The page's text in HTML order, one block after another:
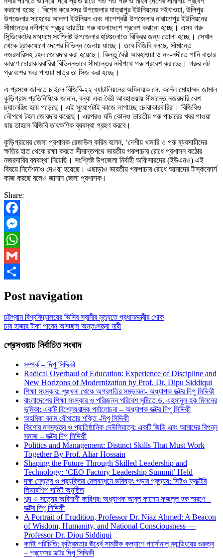
করানো হচ্ছে। বিশেষ করে সদর উপজেলার যাত্রাপুর ইউনিয়নের দইখাওয়া, উলিপুর
উপজেলার সাহেবের আলগা ইউনিয়ন এবং নাগেশ্বরী উপজেলার নারায়ণপুর ইউনিয়নের
সীমান্তের নদীপথে প্রচুর ভারতীয় গরু বাংলাদেশে প্রবেশ করানো হচ্ছে। এসব গরু
সিন্ডিকেটের মাধ্যমে সংশ্লিষ্ট উপজেলার হাটগুলোতে বিক্রির জন্য তোলা হচ্ছে। সেখান
থেকে ট্রাকযোগে দেশের বিভিন্ন জেলায় যাচ্ছে। তবে বিজিবি বলছে, সীমান্তে
নজরদারিসহ টহল জোরদার করা হয়েছে। কিন্তু বৈরী আবহাওয়া ও নদ-নদীতে পানি বাড়ার
কারণে চোরাকারবারিরা বিভিন্নভাবে সীমান্তের নদীপথে গরু প্রবেশ করাচ্ছে। গরুর লট
প্রবেশের খবর পাওয়া মাত্র তা সিজ করা হচ্ছে।
এ প্রসঙ্গে জানতে চাইলে বিজিবি-২২ ব্যাটালিয়নের অধিনায়ক লে. কর্নেল মোহাম্মদ জামাল
কুড়িগ্রাম প্রতিনিধিকে জানান, বন্যা এবং বৈরী আবহাওয়ায় সীমান্তে নজরদারি বেশ
চ্যালেঞ্জিং হয়ে পড়েছে। এই সুযোগটাই কাজে লাগাচ্ছে চোরাকারবারিরা। বিজিবিও
নৌপথে টহল জোরদার করেছে। এরপরও যদি কোনও ভারতীয় গরু পাচারের খবর পাওয়া
যায় তাহলে বিজিবি তাৎক্ষণিক ব্যবস্থা গ্রহণ করবে।
কুড়িগ্রামের জেলা প্রশাসক রেজাউল করিম বলেন, ‘দেশীয় খামারি ও গরু ব্যবসায়ীদের
ক্ষতির হাত থেকে রক্ষা করতে সীমান্তপথে ভারতীয় গরুপাচার রোধে প্রশাসন কঠোর
নজরদারির ব্যবস্থা নিয়েছি। সংশ্লিষ্ট উপজেলা নির্বাহী অফিসারদের (ইউএনও) এই
বিষয়ে নির্দেশনাও দেওয়া হয়েছে। এছাড়াও ভারতীয় গরুপাচার রোধে আমাদের টাস্কফোর্স
কাজ করছে বলেও জানান জেলা প্রশাসক।
Share:
Facebook
Messenger
WhatsApp
Gmail
Post navigation
চট্টগ্রাম বিশ্ববিদ্যালয়ের ভিসির স্বামীর মৃত্যুতে প্রধানমন্ত্রীর শোক
চার হাজার টাকা পাবেন অসচ্ছল অন্তঃসত্ত্বা নারী
প্রেসওয়াচ নির্বাচিত সংবাদ
সম্পর্ক – দিপু সিদ্দিকী
Radical Overhaul of Education: Experience of Discipline and
New Horizons of Modernization by Prof. Dr. Dipu Siddiqui
শিক্ষা সংস্কার: শৃঙ্খলা থেকে অগ্রগতির সম্ভাবনা- অধ্যাপক ডক্টর দিপু সিদ্দিকী
বাংলাদেশের শিক্ষা সংস্কার ও পরিচ্ছন্ন পরিবেশ সৃষ্টিতে ড. এহসানুল হক মিলনের
ভূমিকা: একটি বিশ্লেষণাত্মক পর্যালোচনা – অধ্যাপক ডক্টর দিপু সিদ্দিকী
অহমিকা বনাম যৌথতার শক্তি -দিপু সিদ্দিকী
কিশোর মনস্তত্ত্ব ও প্রাতিষ্ঠানিক দেউলিয়াত্ব: একটি জিডি এবং আমাদের বিপন্ন
সমাজ – ডক্টর দিপু সিদ্দিকী
Politics and Management: Distinct Skills That Must Work
Together By Prof. Aliar Hossain
Shaping the Future Through Skilled Leadership and
Technology: ‘CEO Factory Leadership Summit’ Held
দক্ষ নেতৃত্ব ও প্রযুক্তির মেলবন্ধনে ভবিষ্যৎ গড়ার প্রত্যয়: সিইও ফ্যাক্টরি
লিডারশিপ সামিট অনুষ্ঠিত
শব্দ ও সত্যের অবিনাশী কারিগর: অধ্যাপক আবুল কাসেম ফজলুল হক স্মরণে –
ডক্টর দিপু সিদ্দিকী
A Portrait of Erudition, Professor Dr. Niaz Ahmed: A Beacon
of Wisdom, Humanity, and National Consciousness —
Professor Dr. Dipu Siddiqui
কর্মই পরিচিতি: কৃত্রিমতার ঊর্ধ্বে সামষ্টিক কল্যাণে পার্সোনাল ব্র্যান্ডিংয়ের গুরুত্ব
– প্রফেসর ডক্টর দিপু সিদ্দিকী